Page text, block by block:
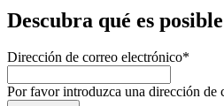
Descubra qué es
Dirección de correo electrónico*
Por favor introduzca una dirección de